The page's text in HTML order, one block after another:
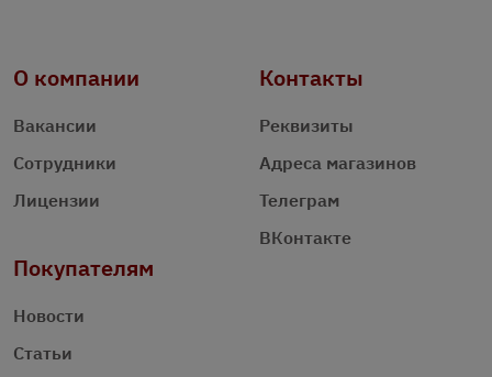
О компании
Вакансии
Сотрудники
Лицензии
Контакты
Реквизиты
Адреса магазинов
Телеграм
ВКонтакте
Покупателям
Новости
Статьи